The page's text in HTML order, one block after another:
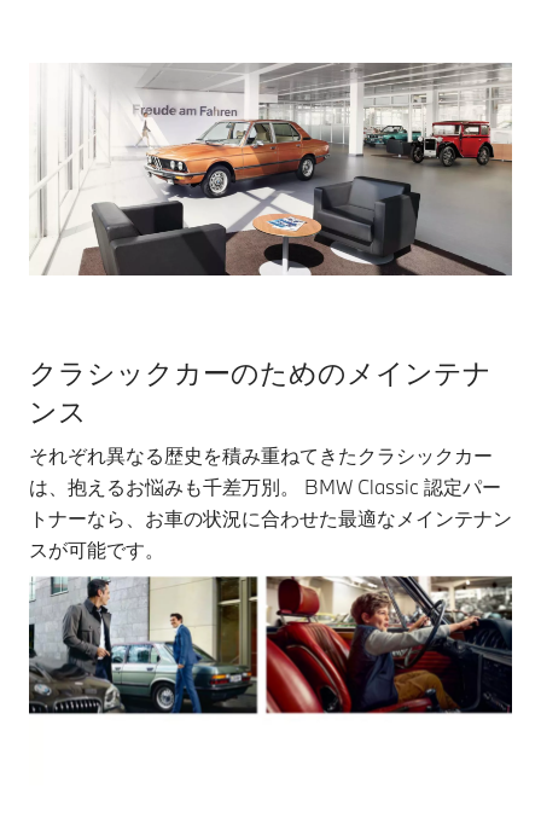
クラシックカーのためのメインテナ
ンス
それぞれ異なる歴史を積み重ねてきたクラシックカー
は、抱えるお悩みも千差万別。 BMW Classic 認定パー
トナーなら、お車の状況に合わせた最適なメインテナン
スが可能です。